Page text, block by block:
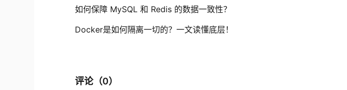
如何保障 MySQL 和 Redis 的数据一致性？
Docker是如何隔离一切的？一文读懂底层！
评论（0）